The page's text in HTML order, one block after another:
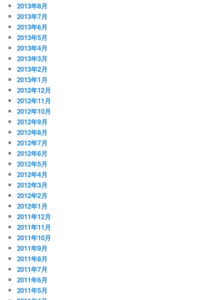
2013年8月
2013年7月
2013年6月
2013年5月
2013年4月
2013年3月
2013年2月
2013年1月
2012年12月
2012年11月
2012年10月
2012年9月
2012年8月
2012年7月
2012年6月
2012年5月
2012年4月
2012年3月
2012年2月
2012年1月
2011年12月
2011年11月
2011年10月
2011年9月
2011年8月
2011年7月
2011年6月
2011年5月